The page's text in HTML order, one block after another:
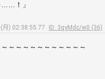
……！」
) 02:38:55.77
ID: 3qyMdc/w0 (36)
～～～～～～～～～～～